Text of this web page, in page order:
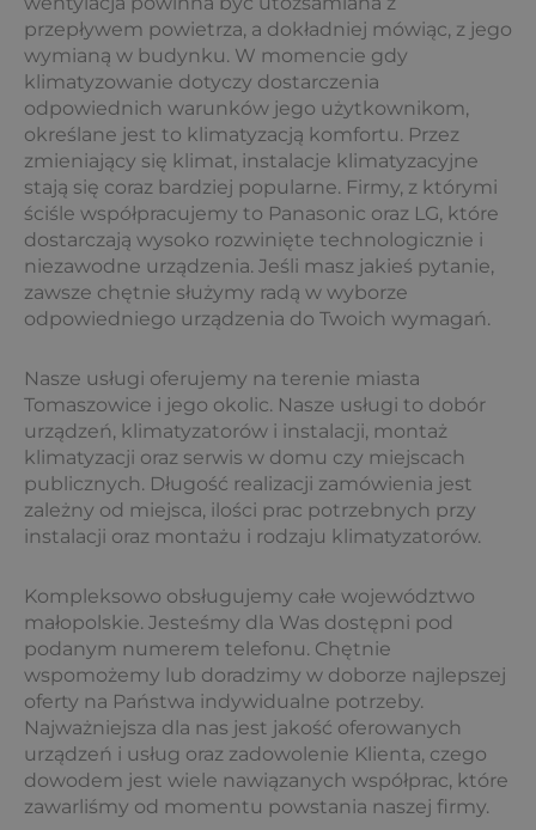
przepływem powietrza, a dokładniej mówiąc, z jego
wymianą w budynku. W momencie gdy
klimatyzowanie dotyczy dostarczenia
odpowiednich warunków jego użytkownikom,
określane jest to klimatyzacją komfortu. Przez
zmieniający się klimat, instalacje klimatyzacyjne
stają się coraz bardziej popularne. Firmy, z którymi
ściśle współpracujemy to Panasonic oraz LG, które
dostarczają wysoko rozwinięte technologicznie i
niezawodne urządzenia. Jeśli masz jakieś pytanie,
zawsze chętnie służymy radą w wyborze
odpowiedniego urządzenia do Twoich wymagań.
Nasze usługi oferujemy na terenie miasta
Tomaszowice i jego okolic. Nasze usługi to dobór
urządzeń, klimatyzatorów i instalacji, montaż
klimatyzacji oraz serwis w domu czy miejscach
publicznych. Długość realizacji zamówienia jest
zależny od miejsca, ilości prac potrzebnych przy
instalacji oraz montażu i rodzaju klimatyzatorów.
Kompleksowo obsługujemy całe województwo
małopolskie. Jesteśmy dla Was dostępni pod
podanym numerem telefonu. Chętnie
wspomożemy lub doradzimy w doborze najlepszej
oferty na Państwa indywidualne potrzeby.
Najważniejsza dla nas jest jakość oferowanych
urządzeń i usług oraz zadowolenie Klienta, czego
dowodem jest wiele nawiązanych współprac, które
zawarliśmy od momentu powstania naszej firmy.